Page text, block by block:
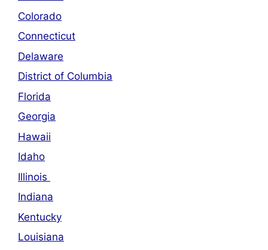
Colorado
Connecticut
Delaware
District of Columbia
Florida
Georgia
Hawaii
Idaho
Illinois
Indiana
Kentucky
Louisiana